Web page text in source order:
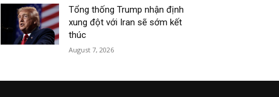
Tổng thống Trump nhận định
xung đột với Iran sẽ sớm kết
thúc
August 7, 2026